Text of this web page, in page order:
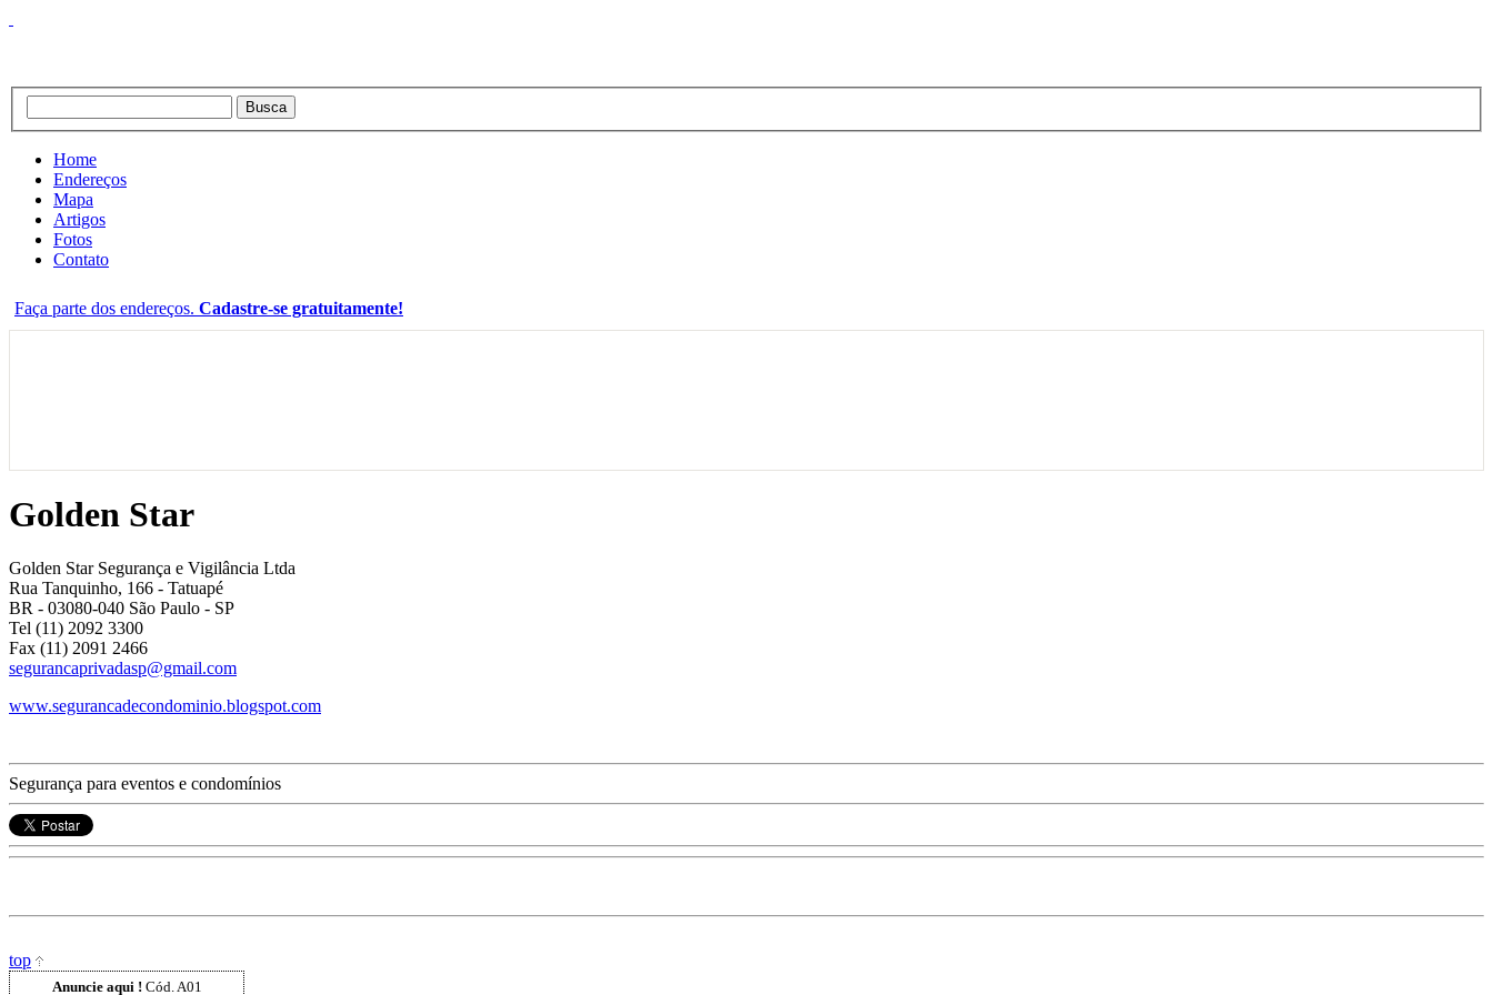
Home
Endereços
Mapa
Artigos
Fotos
Contato
Faça parte dos endereços. Cadastre-se gratuitamente!
Golden Star
Golden Star Segurança e Vigilância Ltda
Rua Tanquinho, 166 - Tatuapé
BR - 03080-040 São Paulo - SP
Tel (11) 2092 3300
Fax (11) 2091 2466
segurancaprivadasp@gmail.com
www.segurancadecondominio.blogspot.com
Segurança para eventos e condomínios
top
Anuncie aqui ! Cód. A01